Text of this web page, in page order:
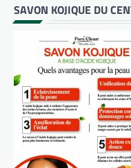
SAVON KOJIQUE DU